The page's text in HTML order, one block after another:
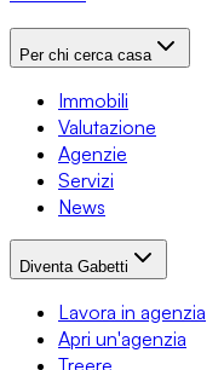
Per chi cerca casa
Immobili
Valutazione
Agenzie
Servizi
News
Diventa Gabetti
Lavora in agenzia
Apri un'agenzia